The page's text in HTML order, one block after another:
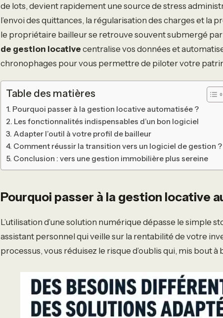
de lots, devient rapidement une source de stress
l’envoi des quittances, la régularisation des charges et la
le propriétaire bailleur se retrouve souvent submergé
de gestion locative centralise vos données et
chronophages pour vous permettre de piloter votre
Table des matières
Pourquoi passer à la gestion locative automatisée ?
Les fonctionnalités indispensables d’un bon logiciel
Adapter l’outil à votre profil de bailleur
Comment réussir la transition vers un logiciel de gestion ?
Conclusion : vers une gestion immobilière plus sereine
Pourquoi passer à la gestion locative
L’utilisation d’une solution numérique dépasse le simple
assistant personnel qui veille sur la rentabilité de votre
processus, vous réduisez le risque d’oublis qui, mis bout